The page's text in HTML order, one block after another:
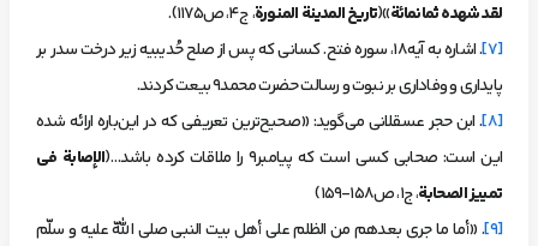
لقد شهده ثمانمائة»(تاريخ المدينة المنورة، ج4، ص1175).
[7]
. اشاره به آیه18، سوره فتح. کسانی که پس از صلح حُدیبیه زیر درخت سدر بر
پایداری و وفاداری بر نبوت و رسالت حضرت محمد9 بیعت کردند.
[8] . ابن حجر عسقلانی می‌گوید: «صحیح‌ترین تعریفی که در این‌باره ارائه شده
این است: صحابی کسی است که پیامبر9 را ملاقات کرده باشد…(
الإصابة فی
تمییز الصحابة، ج1، ص158-159)
[9] . «أما ما جرى بعدهم من الظلم على أهل بيت النبي صلى اللّه عليه و سلّم